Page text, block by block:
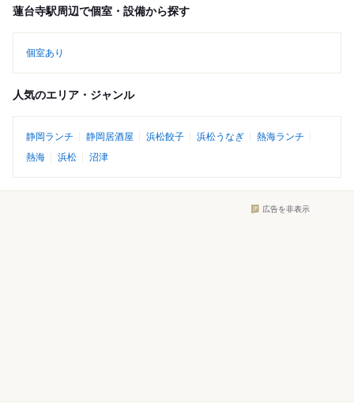
蓮台寺駅周辺で個室・設備から探す
個室あり
人気のエリア・ジャンル
静岡ランチ 静岡居酒屋 浜松餃子 浜松うなぎ
熱海ランチ
熱海
浜松 沼津
広告を非表示